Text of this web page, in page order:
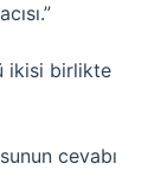
ikisi birlikte
cevabı